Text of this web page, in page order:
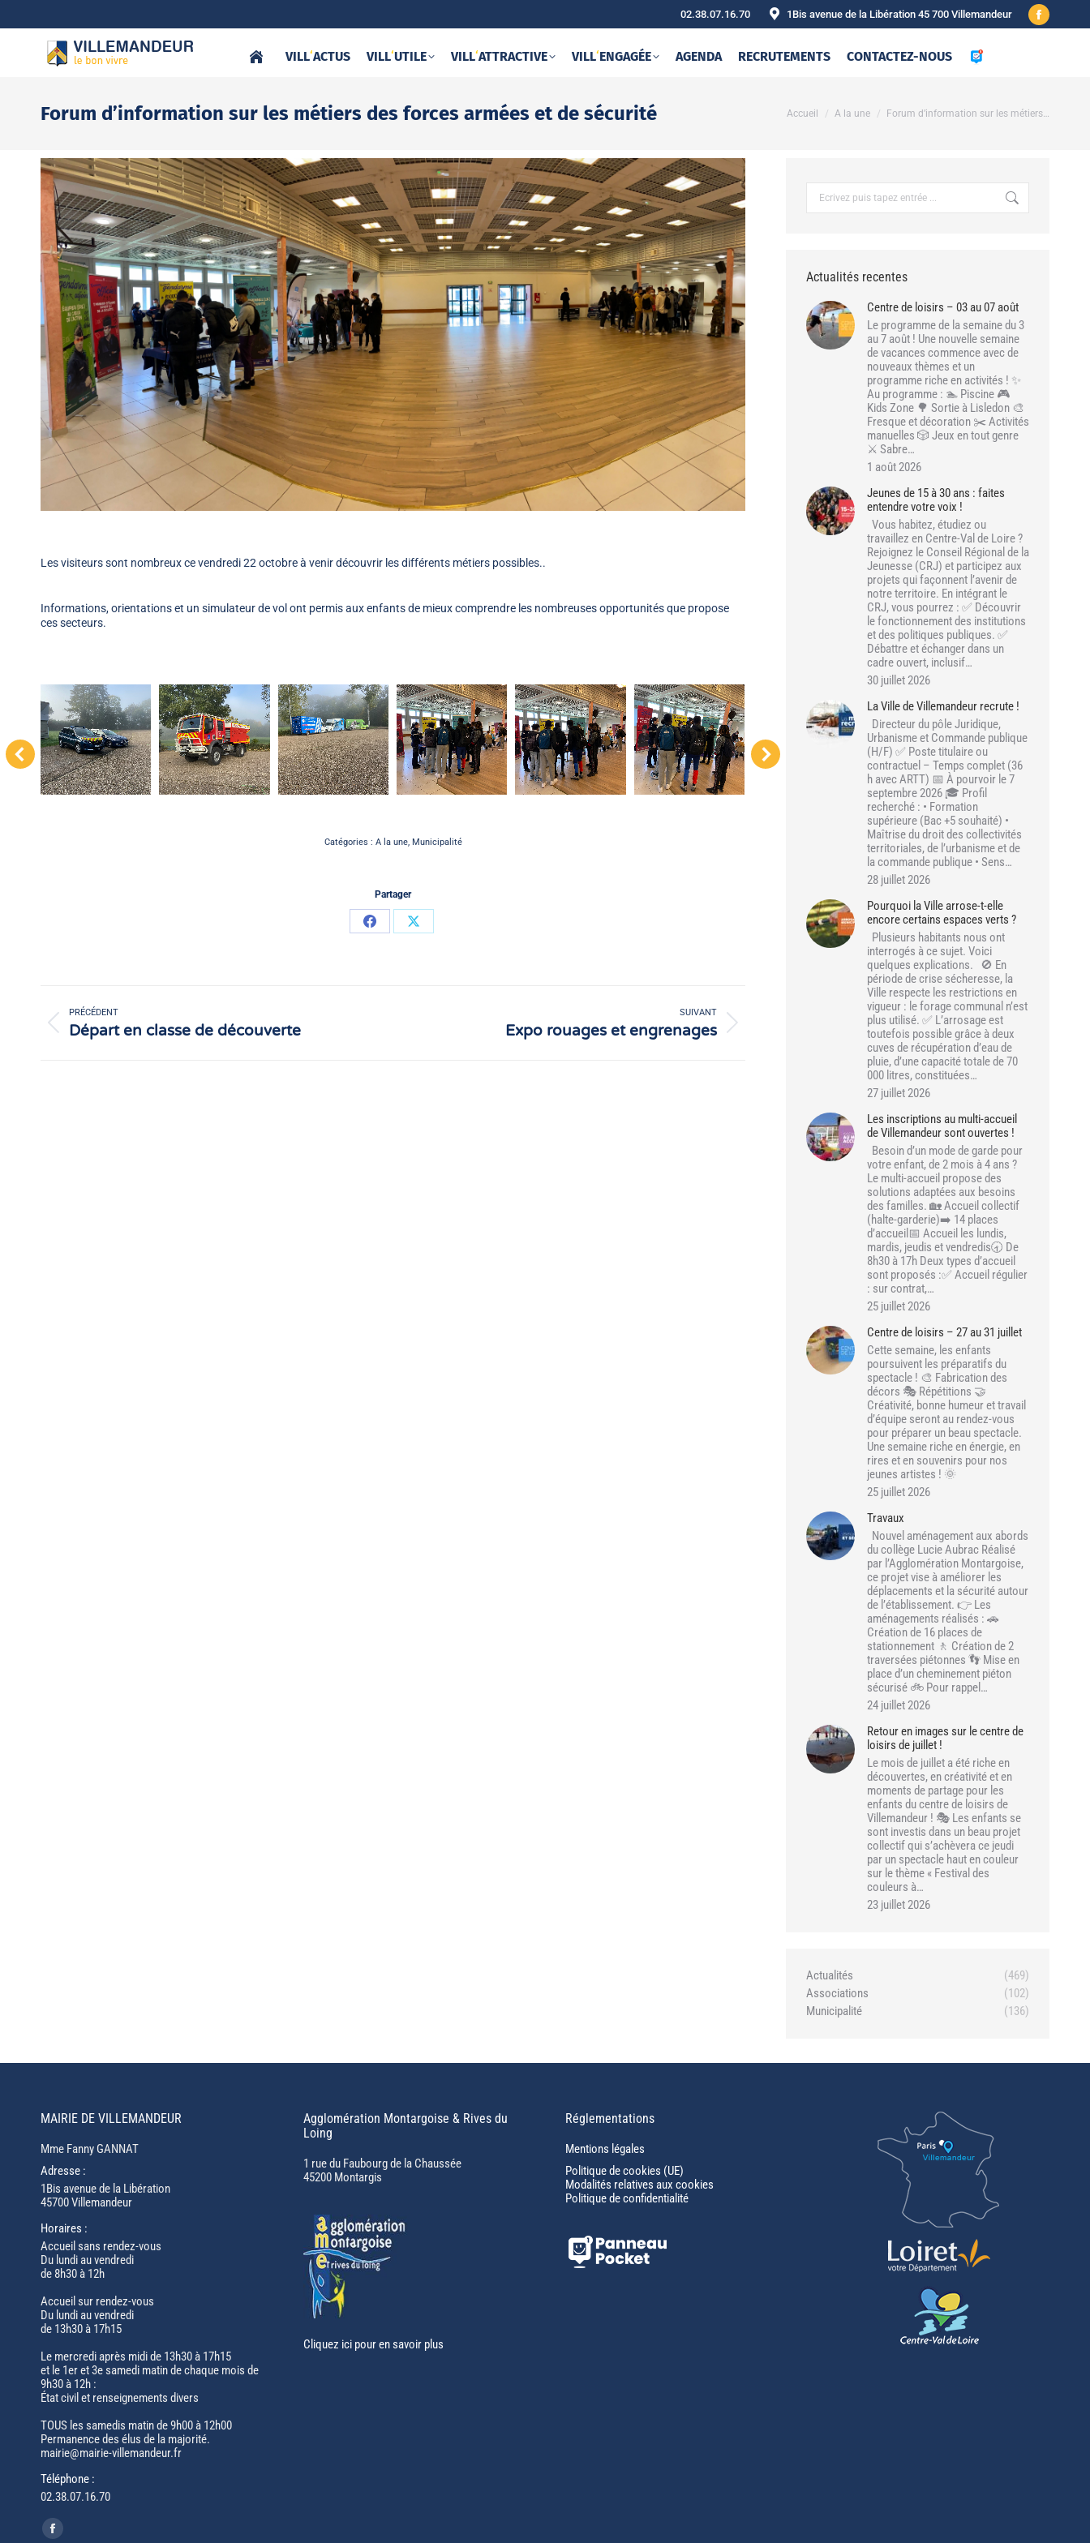
02.38.07.16.70 1Bis avenue de la Libération 45 700 Villemandeur
Facebook
new
VILL‘ACTUS VILL‘UTILE VILL‘ATTRACTIVE VILL‘ENGAGÉE AGENDA RECRUTEMENTS CONTACTEZ-NOUS
Forum d’information sur les métiers des forces armées et de sécurité Vous êtes ici :
Accueil A la une Forum d’information sur les métiers…
Les visiteurs sont nombreux ce vendredi 22 octobre à venir découvrir les différents métiers possibles..
Informations, orientations et un simulateur de vol ont permis aux enfants de mieux comprendre les nombreuses opportunités que propose
ces secteurs.
Catégories : A la une, Municipalité
Partager
PartagerPartager
articlePRÉCÉDENT
Article
Départ en classe de découverte
SUIVANT
Expo rouages et engrenages
Actualités recentes
Centre de loisirs – 03 au 07 août
Le programme de la semaine du 3
au 7 août ! Une nouvelle semaine
de vacances commence avec de
nouveaux thèmes et un
programme riche en activités ! ✨
Au programme : 🏊 Piscine 🎮
Kids Zone 🌳 Sortie à Lisledon 🎨
Fresque et décoration ✂️ Activités
manuelles 🎲 Jeux en tout genre
⚔️ Sabre…
1 août 2026
Jeunes de 15 à 30 ans : faites
entendre votre voix !
Vous habitez, étudiez ou
travaillez en Centre-Val de Loire ?
Rejoignez le Conseil Régional de la
Jeunesse (CRJ) et participez aux
projets qui façonnent l’avenir de
notre territoire. En intégrant le
CRJ, vous pourrez : ✅ Découvrir
le fonctionnement des institutions
et des politiques publiques. ✅
Débattre et échanger dans un
cadre ouvert, inclusif…
30 juillet 2026
La Ville de Villemandeur recrute !
Directeur du pôle Juridique,
Urbanisme et Commande publique
(H/F) ✅ Poste titulaire ou
contractuel – Temps complet (36
h avec ARTT) 📅 À pourvoir le 7
septembre 2026 🎓 Profil
recherché : • Formation
supérieure (Bac +5 souhaité) •
Maîtrise du droit des collectivités
territoriales, de l’urbanisme et de
la commande publique • Sens…
28 juillet 2026
Pourquoi la Ville arrose-t-elle
encore certains espaces verts ?
Plusieurs habitants nous ont
interrogés à ce sujet. Voici
quelques explications. 🚫 En
période de crise sécheresse, la
Ville respecte les restrictions en
vigueur : le forage communal n’est
plus utilisé. ✅ L’arrosage est
toutefois possible grâce à deux
cuves de récupération d’eau de
pluie, d’une capacité totale de 70
000 litres, constituées…
27 juillet 2026
Les inscriptions au multi-accueil
de Villemandeur sont ouvertes !
Besoin d’un mode de garde pour
votre enfant, de 2 mois à 4 ans ?
Le multi-accueil propose des
solutions adaptées aux besoins
des familles. 🏡 Accueil collectif
(halte-garderie)➡️ 14 places
d’accueil📅 Accueil les lundis,
mardis, jeudis et vendredis🕣 De
8h30 à 17h Deux types d’accueil
sont proposés :✅ Accueil régulier
: sur contrat,…
25 juillet 2026
Centre de loisirs – 27 au 31 juillet
Cette semaine, les enfants
poursuivent les préparatifs du
spectacle ! 🎨 Fabrication des
décors 🎭 Répétitions 🤝
Créativité, bonne humeur et travail
d’équipe seront au rendez-vous
pour préparer un beau spectacle.
Une semaine riche en énergie, en
rires et en souvenirs pour nos
jeunes artistes ! 🌞
25 juillet 2026
Travaux
Nouvel aménagement aux abords
du collège Lucie Aubrac Réalisé
par l’Agglomération Montargoise,
ce projet vise à améliorer les
déplacements et la sécurité autour
de l’établissement. 👉 Les
aménagements réalisés : 🚗
Création de 16 places de
stationnement 🚶 Création de 2
traversées piétonnes 👣 Mise en
place d’un cheminement piéton
sécurisé 🚲 Pour rappel…
24 juillet 2026
Retour en images sur le centre de
loisirs de juillet !
Le mois de juillet a été riche en
découvertes, en créativité et en
moments de partage pour les
enfants du centre de loisirs de
Villemandeur ! 🎭 Les enfants se
sont investis dans un beau projet
collectif qui s’achèvera ce jeudi
par un spectacle haut en couleur
sur le thème « Festival des
couleurs à…
23 juillet 2026
Actualités
(469)
Associations
(102)
Municipalité
(136)
MAIRIE DE VILLEMANDEUR
Mme Fanny GANNAT
Adresse :
1Bis avenue de la Libération
45700 Villemandeur
Horaires :
Accueil sans rendez-vous
Du lundi au vendredi
de 8h30 à 12h
Accueil sur rendez-vous
Du lundi au vendredi
de 13h30 à 17h15
Le mercredi après midi de 13h30 à 17h15
et le 1er et 3e samedi matin de chaque mois de
9h30 à 12h :
État civil et renseignements divers
TOUS les samedis matin de 9h00 à 12h00
Permanence des élus de la majorité.
mairie@mairie-villemandeur.fr
Téléphone :
02.38.07.16.70
Trouvez nous sur :
Facebook
Agglomération Montargoise & Rives du
Loing
1 rue du Faubourg de la Chaussée
45200 Montargis
Cliquez ici pour en savoir plus
Réglementations
Mentions légales
Politique de cookies (UE)
Modalités relatives aux cookies
Politique de confidentialité